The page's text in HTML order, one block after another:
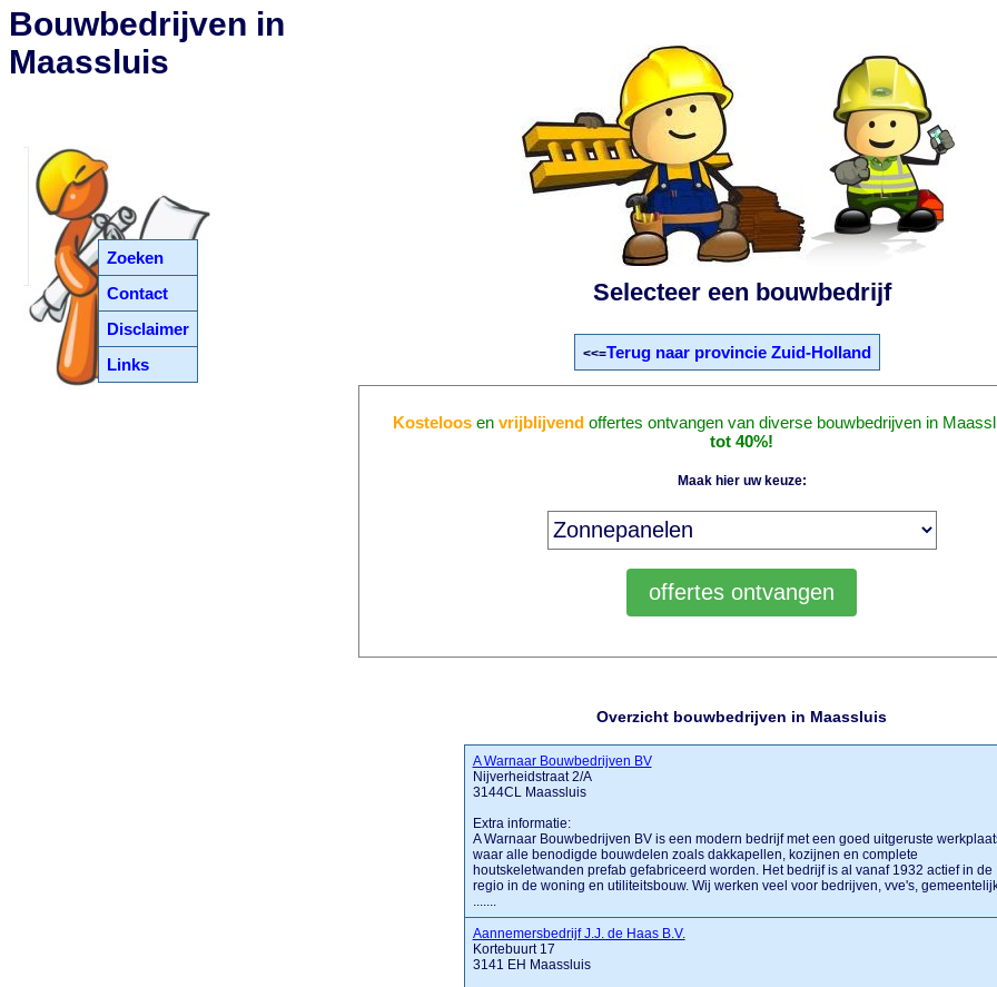
Zoeken
Contact
Disclaimer
Links
Bouwbedrijven in
Maassluis
Selecteer een bouwbedrijf
<<=Terug naar provincie Zuid-Holland
Kosteloos envrijblijvend offertes ontvangen van diverse bouwbedrijven in
tot 40%!
Maak hier uw keuze:
Overzicht bouwbedrijven in Maassluis
A Warnaar Bouwbedrijven BV
Nijverheidstraat 2/A
3144CL Maassluis
Extra informatie:
A Warnaar Bouwbedrijven BV is een modern bedrijf met een goed uitgeruste
waar alle benodigde bouwdelen zoals dakkapellen, kozijnen en complete
houtskeletwanden prefab gefabriceerd worden. Het bedrijf is al vanaf 1932 actief in de
regio in de woning en utiliteitsbouw. Wij werken veel voor bedrijven, vve's,
.......
Aannemersbedrijf J.J. de Haas B.V.
Kortebuurt 17
3141 EH Maassluis